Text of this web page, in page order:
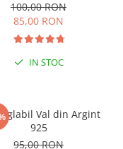
100,00 RON
85,00 RON
IN STOC
Val din Argint
925
95,00 RON